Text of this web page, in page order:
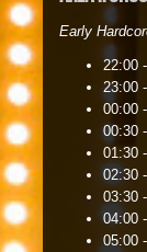
Early